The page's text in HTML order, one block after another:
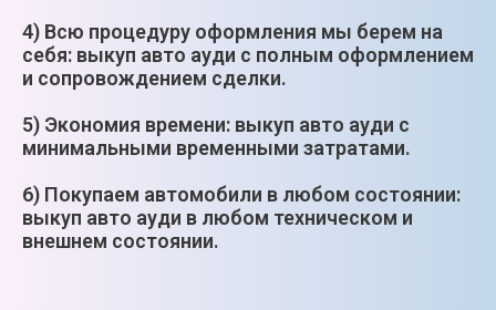
4) Всю процедуру оформления мы берем на
себя: выкуп авто ауди с полным оформлением
и сопровождением сделки.
5) Экономия времени: выкуп авто ауди с
минимальными временными затратами.
6) Покупаем автомобили в любом состоянии:
выкуп авто ауди в любом техническом и
внешнем состоянии.